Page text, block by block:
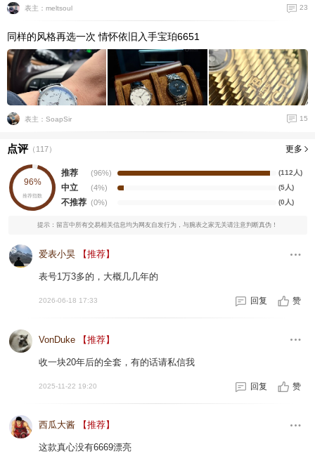
表主：meltsoul 23
同样的风格再选一次 情怀依旧入手宝珀6651
表主：SoapSir 15
点评（ 117） 更多
96%
推荐指数
推荐 (96%) (112人)
中立 (4%) (5人)
不推荐 (0%) (0人)
提示：留言中所有交易相关信息均为网友自发行为，与腕表之家无关请注意判断真伪！
爱表小昊 【推荐】
表号1万3多的，大概几几年的
2026-06-18 17:33 回复 赞
VonDuke 【推荐】
收一块20年后的全套，有的话请私信我
2025-11-22 19:20 回复 赞
西瓜大酱 【推荐】
这款真心没有6669漂亮